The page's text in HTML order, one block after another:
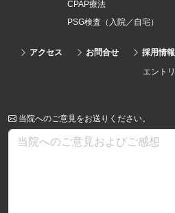
CPAP療法
PSG検査（入院／自宅）
アクセス お問合せ
採用情報
エント
当院へのご意見をお送りください。